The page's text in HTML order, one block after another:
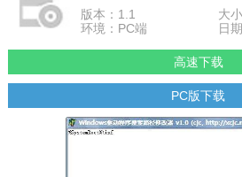
版本：1.1
大
环境：PC端
日
高速下载
PC版下载